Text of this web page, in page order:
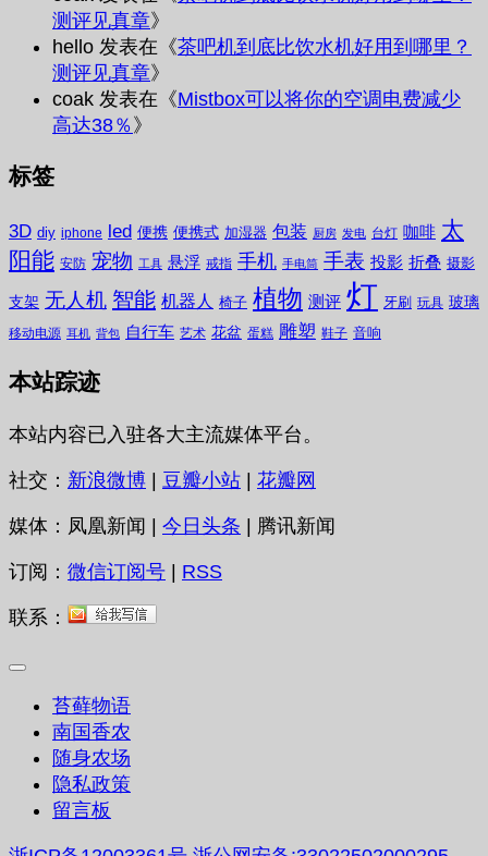
测评见真章》
hello 发表在《茶吧机到底比饮水机好用到哪里？
测评见真章》
coak 发表在《Mistbox可以将你的空调电费减少
高达38％》
标签
3D diy iphone led 便携 便携式 加湿器 包装 厨房 发电 台灯 咖啡 太
阳能 安防 宠物 工具 悬浮 戒指 手机 手电筒 手表 投影 折叠 摄影
支架 无人机 智能 机器人 椅子 植物 测评 灯 牙刷 玩具 玻璃
移动电源 耳机 背包 自行车 艺术 花盆 蛋糕 雕塑 鞋子 音响
本站踪迹
本站内容已入驻各大主流媒体平台。
社交： 新浪微博 | 豆瓣小站 | 花瓣网
媒体：凤凰新闻 | 今日头条 | 腾讯新闻
订阅： 微信订阅号 | RSS
联系：
苔藓物语
南国香农
随身农场
隐私政策
留言板